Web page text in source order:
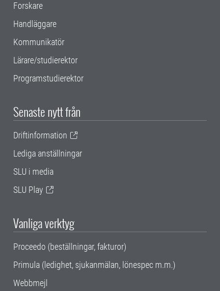
Forskare
Handläggare
Kommunikatör
Lärare/studierektor
Programstudierektor
Senaste nytt från
Driftinformation
Lediga anställningar
SLU i media
SLU Play
Vanliga verktyg
Proceedo (beställningar, fakturor)
Primula (ledighet, sjukanmälan, lönespec m.m.)
Webbmejl